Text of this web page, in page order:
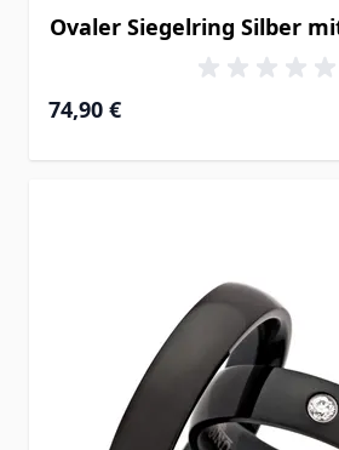
Ovaler Siegelring Silber
74,90 €